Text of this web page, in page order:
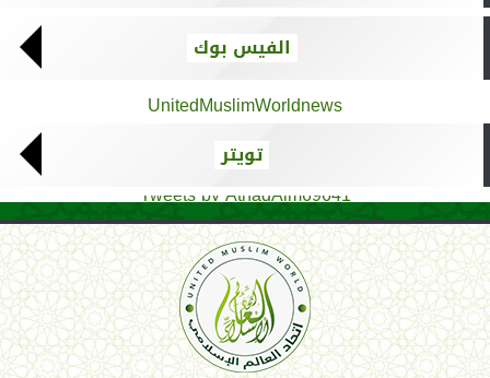
الفيس بوك
UnitedMuslimWorldnews
تويتر
Tweets by AthadAlm69641